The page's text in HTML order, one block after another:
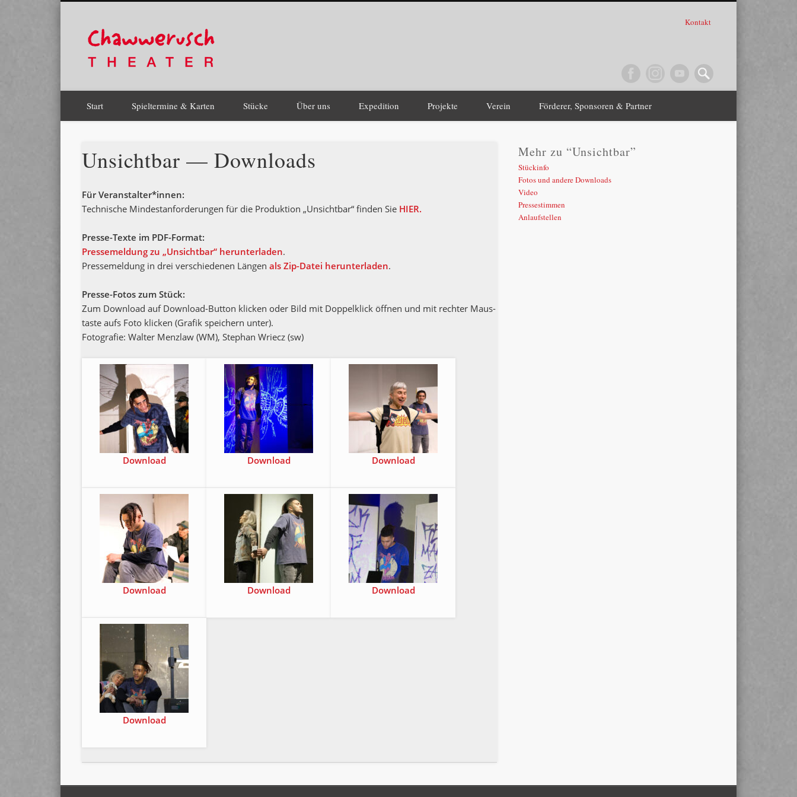
Theater Chawwerusch
Kontakt
Vimeo
Start Spieltermine & Karten Stücke Über uns Expedition Projekte Verein Förderer, Sponsoren & Partner
Unsichtbar — Downloads
Für Veranstalter*innen:
Tech­ni­sche Min­dest­an­for­de­run­gen für die Pro­duk­ti­on „Unsicht­bar“ fin­den Sie HIER.
Pres­se-Tex­te im PDF-Format:
Pres­se­mel­dung zu „Unsicht­bar“ her­un­ter­la­den.
Pres­se­mel­dung in drei ver­schie­de­nen Län­genals Zip-Datei her­un­ter­la­den.
Pres­se-Fotos zum Stück:
Zum Down­load auf Down­load-But­ton kli­cken oder Bild mit Dop­pel­klick öff­nen und mit rech­ter Maus­
tas­te aufs Foto kli­cken (Gra­fik spei­chern unter).
Foto­gra­fie: Wal­ter Menz­law (WM), Ste­phan Wriecz (sw)
Down­load Down­load Down­load
Down­load Down­load Down­load
Down­load
Mehr zu “Unsichtbar”
Stückinfo
Fotos und andere Downloads
Video
Pressestimmen
Anlaufstellen